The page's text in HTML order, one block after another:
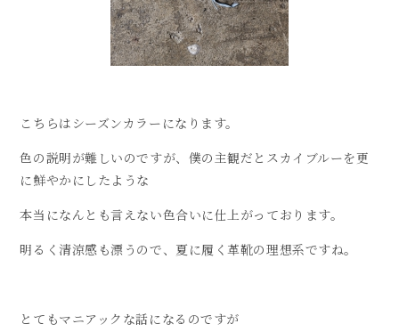
こちらはシーズンカラーになります。
色の説明が難しいのですが、僕の主観だとスカイブルーを更
に鮮やかにしたような
本当になんとも言えない色合いに仕上がっております。
明るく清涼感も漂うので、夏に履く革靴の理想系ですね。
とてもマニアックな話になるのですが